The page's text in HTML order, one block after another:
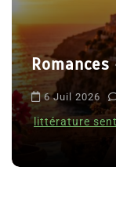
6 Juil 2026
littérature